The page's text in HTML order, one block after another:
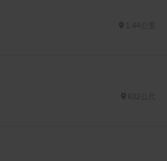
1.44公里